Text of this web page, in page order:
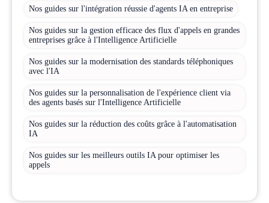
Nos guides sur l'intégration réussie d'agents IA en entreprise
Nos guides sur la gestion efficace des flux d'appels en grandes
entreprises grâce à l'Intelligence Artificielle
Nos guides sur la modernisation des standards téléphoniques
avec l'IA
Nos guides sur la personnalisation de l'expérience client via
des agents basés sur l'Intelligence Artificielle
Nos guides sur la réduction des coûts grâce à l'automatisation
IA
Nos guides sur les meilleurs outils IA pour optimiser les
appels